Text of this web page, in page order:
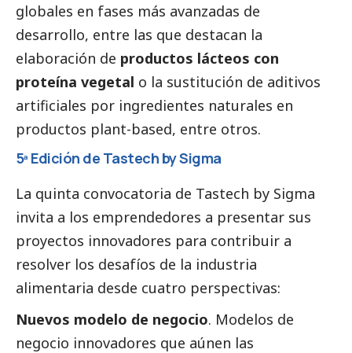
globales en fases más avanzadas de
desarrollo, entre las que destacan la
elaboración de productos lácteos con
proteína vegetal o la sustitución de aditivos
artificiales por ingredientes naturales en
productos plant-based, entre otros.
5ª Edición de Tastech by Sigma
La quinta convocatoria de Tastech by Sigma
invita a los emprendedores a presentar sus
proyectos innovadores para contribuir a
resolver los desafíos de la industria
alimentaria desde cuatro perspectivas:
Nuevos modelo de negocio. Modelos de
negocio innovadores que aúnen las